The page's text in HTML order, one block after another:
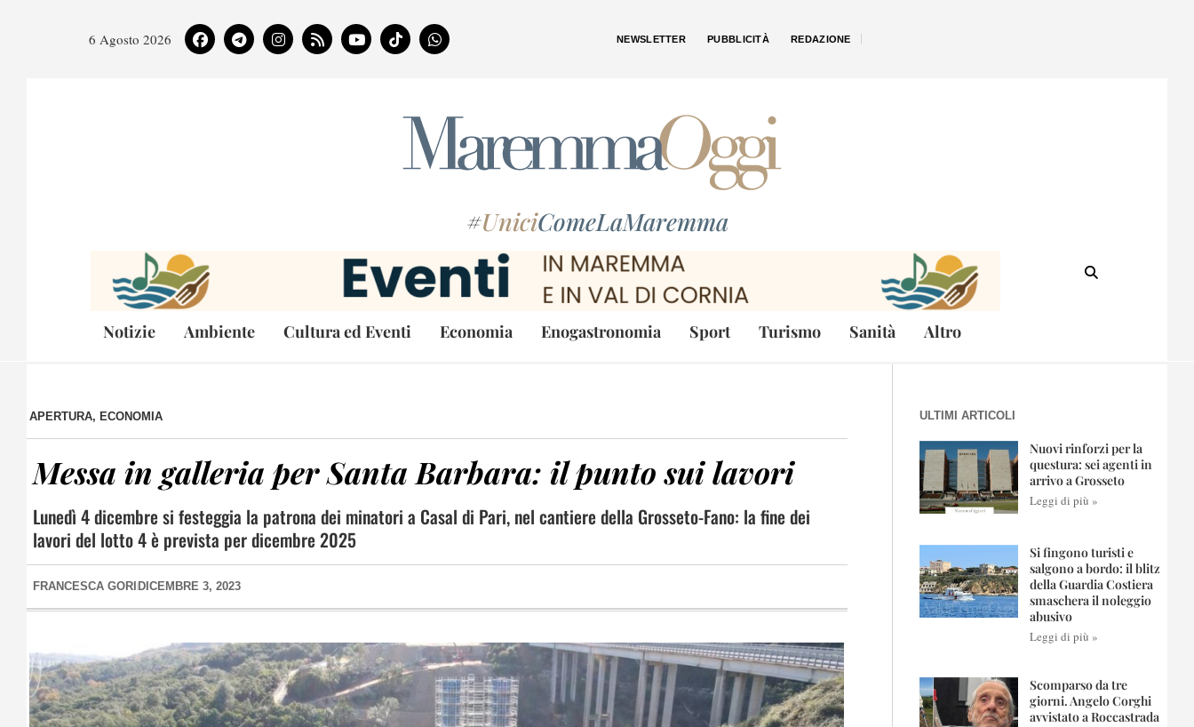
6 Agosto 2026 NEWSLETTER PUBBLICITÀ REDAZIONE
#UniciComeLaMaremma
Notizie Ambiente Cultura ed Eventi Economia Enogastronomia Sport Turismo Sanità Altro
APERTURA, ECONOMIA
Messa in galleria per Santa Barbara: il punto sui lavori
Lunedì 4 dicembre si festeggia la patrona dei minatori a Casal di Pari, nel cantiere della Grosseto-Fano: la fine dei
lavori del lotto 4 è prevista per dicembre 2025
FRANCESCA GORI DICEMBRE 3, 2023
ULTIMI ARTICOLI
Nuovi rinforzi per la
questura: sei agenti in
arrivo a Grosseto
Leggi di più »
Si fingono turisti e
salgono a bordo: il blitz
della Guardia Costiera
smaschera il noleggio
abusivo
Leggi di più »
Scomparso da tre
giorni. Angelo Corghi
avvistato a Roccastrada